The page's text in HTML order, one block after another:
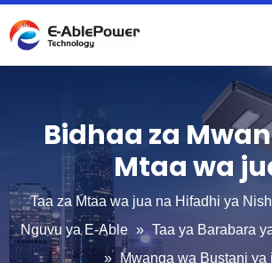
Bidhaa za
Mtaa wa
Taa za Mtaa wa jua na Hifadhi ya
Nguvu ya E-Able » Taa ya Barabara
»
Mwanga wa Bustani ya